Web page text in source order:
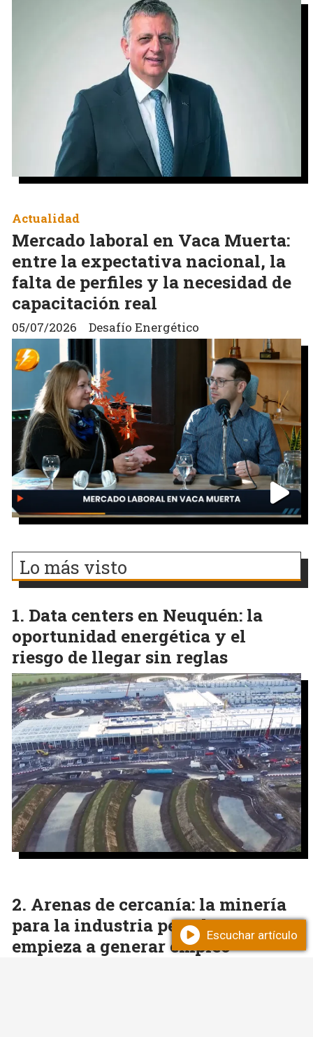
Mercado laboral en Vaca Muerta:
entre la expectativa nacional, la
falta de perfiles y la necesidad de
capacitación real
Desafío Energético
Actualidad
05/07/2026
Lo más visto
Data centers en Neuquén: la
oportunidad energética y el
riesgo de llegar sin reglas
Arenas de cercanía: la minería
para la industria petrolera
empieza a generar empleoEscuchar artículo